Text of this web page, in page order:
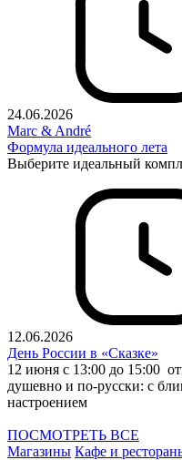
24.06.2026
Marc & André
Формула идеального лета
Выберите идеальный
12.06.2026
День России в «Сказке»
12 июня с 13:00 до 15:00
душевно и по-русски: с
настроением
ПОСМОТРЕТЬ ВСЕ
Магазины Кафе и